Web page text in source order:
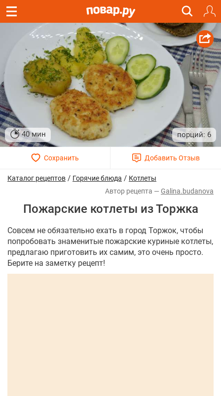
40 мин 6
Каталог рецептов / Горячие блюда / Котлеты
Galina.budanova
Пожарские котлеты из Торжка
Совсем не обязательно ехать в город Торжок, чтобы
попробовать знаменитые пожарские куриные котлеты,
предлагаю приготовить их самим, это очень просто.
Берите на заметку рецепт!